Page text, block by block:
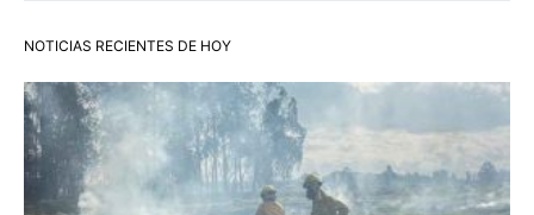
NOTICIAS RECIENTES DE HOY